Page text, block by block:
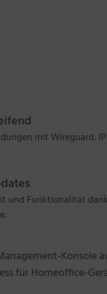
mit Wireguard,
und Funktionalität
Konsole
für Homeoffice-